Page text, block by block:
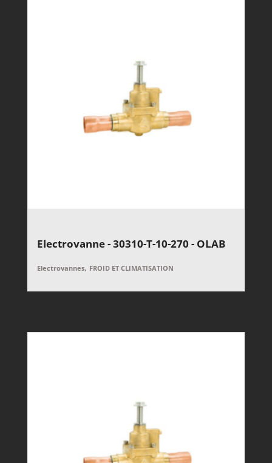
Electrovanne - 30310-T-10-270 - OLAB
Electrovannes, FROID ET CLIMATISATION